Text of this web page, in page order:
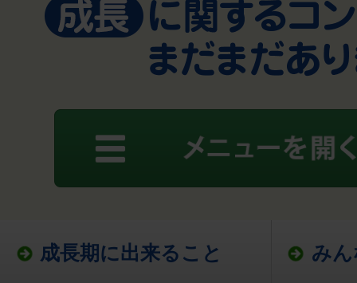
成長期に出来ること み